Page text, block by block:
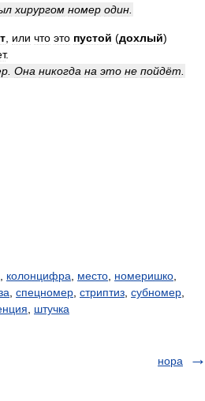
хирургом номер один
или что это пустой (дохлый)
.
Она никогда на это не пойдёт
колонцифра место номеришко
спецномер стриптиз субномер
штучка
нора